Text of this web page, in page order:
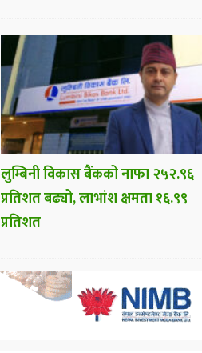
लुम्बिनी विकास बैंकको नाफा २५२.९६
प्रतिशत बढ्यो, लाभांश क्षमता १६.९९
प्रतिशत